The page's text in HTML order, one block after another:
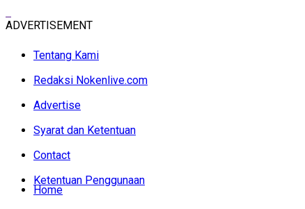
ADVERTISEMENT
Tentang Kami
Redaksi Nokenlive.com
Advertise
Syarat dan Ketentuan
Contact
Ketentuan Penggunaan
Home